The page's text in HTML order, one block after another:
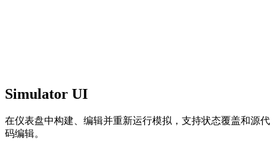
Simulator UI
在仪表盘中构建、编辑并重新运行模拟，支持状态覆盖和源代
码编辑。